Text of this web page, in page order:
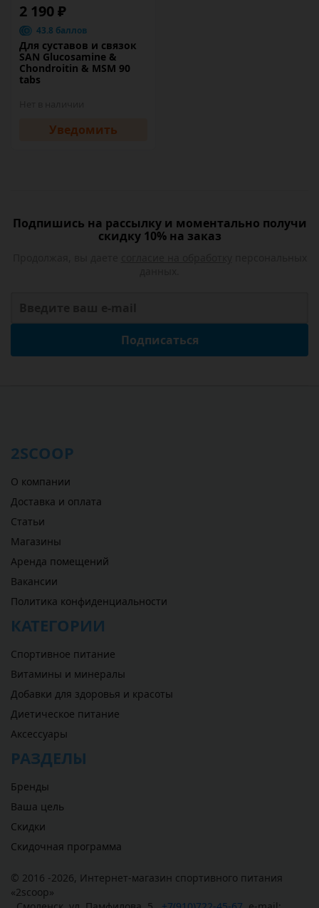
2 190 ₽
43.8 баллов
Для суставов и связок
SAN Glucosamine &
Chondroitin & MSM 90
tabs
Уведомить
Подпишись на рассылку и моментально получи
скидку 10% на заказ
Подписаться
2SCOOP
О компании
Доставка и оплата
Статьи
Магазины
Аренда помещений
Вакансии
Политика конфиденциальности
КАТЕГОРИИ
Спортивное питание
Витамины и минералы
Добавки для здоровья и красоты
Диетическое питание
Аксессуары
РАЗДЕЛЫ
Бренды
Ваша цель
Скидки
Скидочная программа
© 2016 -2026, Интернет-магазин спортивного питания
«2scoop»